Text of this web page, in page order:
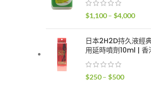
$2,100
$1,100 – $4,000價
範
圍：
日本2H2D持久液經
用延時噴劑10ml | 香
$250 – $500價